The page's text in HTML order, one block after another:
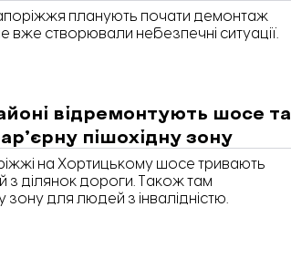
планують почати демонтаж
вже створювали небезпечні ситуації.
відремонтують шосе та
пішохідну зону
на Хортицькому шосе тривають
з ділянок дороги. Також там
для людей з інвалідністю.